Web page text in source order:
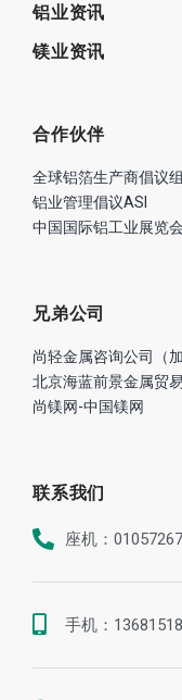
铝业资讯
镁业资讯
合作伙伴
全球铝箔生产商倡议
铝业管理倡议ASI
中国国际铝工业展览会
兄弟公司
尚轻金属咨询公司（加
北京海蓝前景金属贸
尚镁网-中国镁网
联系我们
座机：
手机：